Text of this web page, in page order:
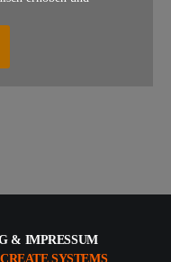
& IMPRESSUM
CREATE SYSTEMS